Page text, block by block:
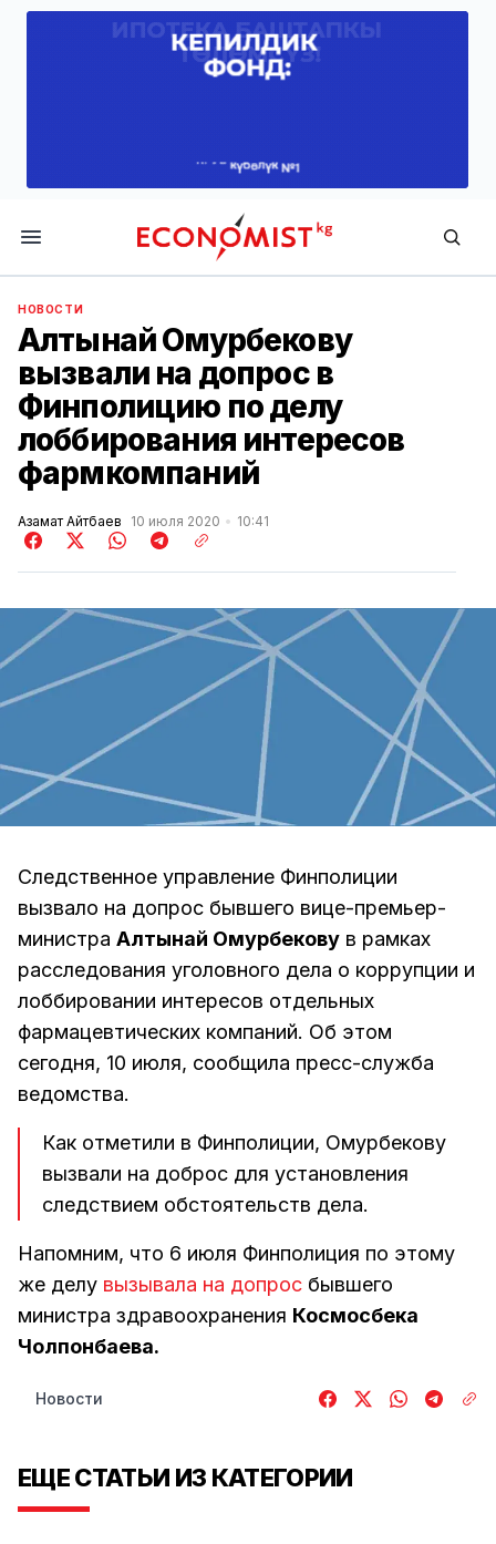
Economist.kg
НОВОСТИ
Алтынай Омурбекову
вызвали на допрос в
Финполицию по делу
лоббирования интересов
фармкомпаний
Азамат Айтбаев 10 июля 2020 10:41
Следственное управление Финполиции
вызвало на допрос бывшего вице-премьер-
министра Алтынай Омурбекову в рамках
расследования уголовного дела о коррупции и
лоббировании интересов отдельных
фармацевтических компаний. Об этом
сегодня, 10 июля, сообщила пресс-служба
ведомства.
Как отметили в Финполиции, Омурбекову
вызвали на доброс для установления
следствием обстоятельств дела.
Напомним, что 6 июля Финполиция по этому
же делу вызывала на допрос бывшего
министра здравоохранения Космосбека
Чолпонбаева.
Новости
ЕЩЕ СТАТЬИ ИЗ КАТЕГОРИИ